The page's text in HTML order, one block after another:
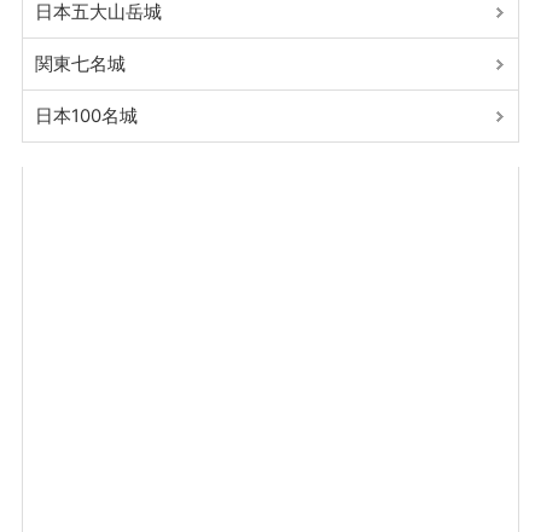
日本五大山岳城
関東七名城
日本100名城